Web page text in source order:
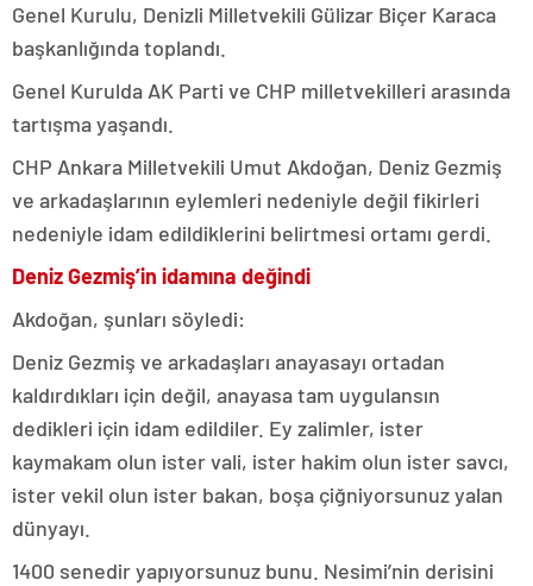
Genel Kurulu, Denizli Milletvekili Gülizar Biçer Karaca
başkanlığında toplandı.
Genel Kurulda AK Parti ve CHP milletvekilleri arasında
tartışma yaşandı.
CHP Ankara Milletvekili Umut Akdoğan, Deniz Gezmiş
ve arkadaşlarının eylemleri nedeniyle değil fikirleri
nedeniyle idam edildiklerini belirtmesi ortamı gerdi.
Deniz Gezmiş’in idamına değindi
Akdoğan, şunları söyledi:
Deniz Gezmiş ve arkadaşları anayasayı ortadan
kaldırdıkları için değil, anayasa tam uygulansın
dedikleri için idam edildiler. Ey zalimler, ister
kaymakam olun ister vali, ister hakim olun ister savcı,
ister vekil olun ister bakan, boşa çiğniyorsunuz yalan
dünyayı.
1400 senedir yapıyorsunuz bunu. Nesimi’nin derisini